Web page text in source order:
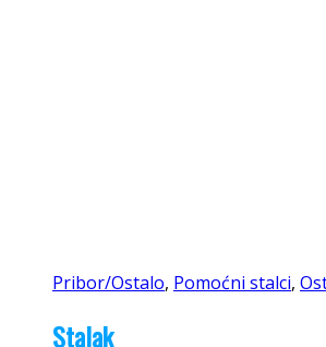
Pribor/Ostalo, Pomoćni stalci,
Stalak